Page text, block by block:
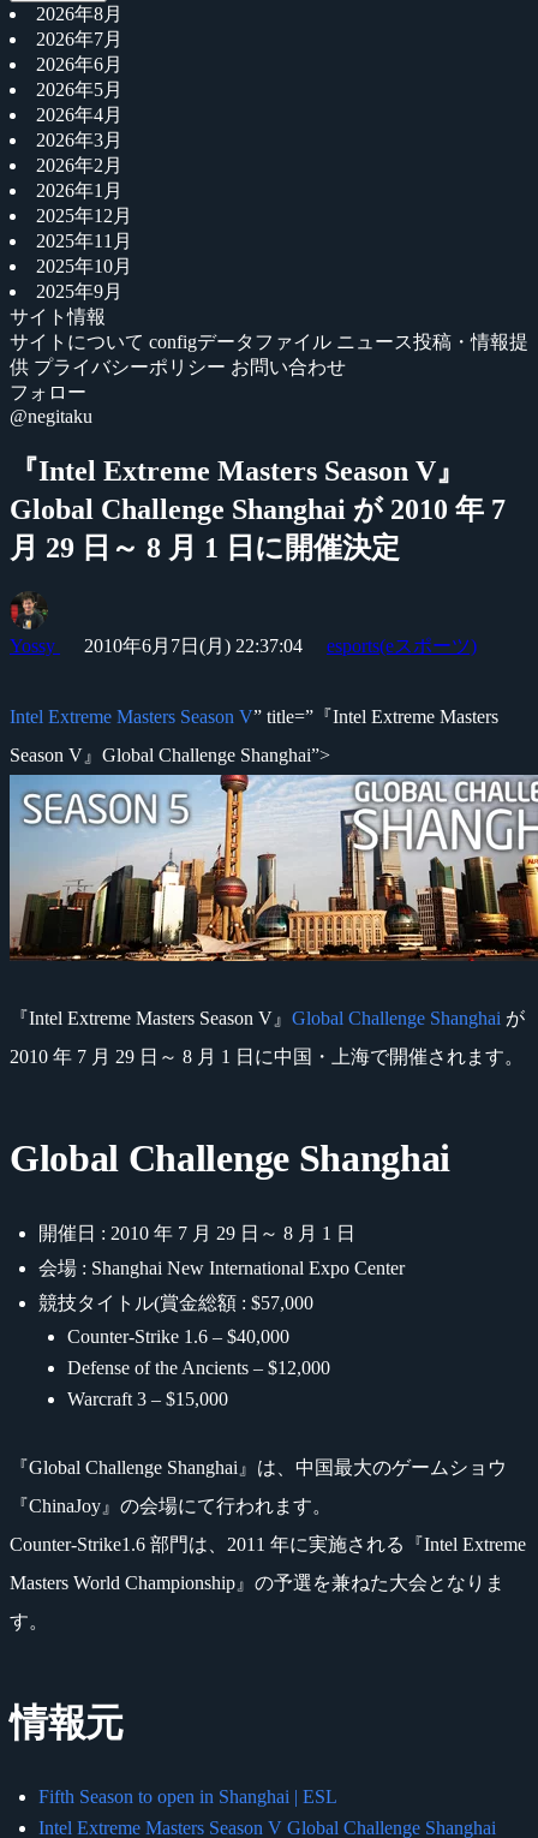
2026年8月
2026年7月
2026年6月
2026年5月
2026年4月
2026年3月
2026年2月
2026年1月
2025年12月
2025年11月
2025年10月
2025年9月
サイト情報
サイトについて configデータファイル ニュース投稿・情報提
供 プライバシーポリシー お問い合わせ
フォロー
@negitaku
『Intel Extreme Masters Season V』
Global Challenge Shanghai が 2010 年 7
月 29 日～ 8 月 1 日に開催決定
Yossy 2010年6月7日(月) 22:37:04 esports(eスポーツ)
Intel Extreme Masters Season V” title=”『Intel Extreme Masters
Season V』Global Challenge Shanghai”>
『Intel Extreme Masters Season V』 Global Challenge Shanghai が
2010 年 7 月 29 日～ 8 月 1 日に中国・上海で開催されます。
Global Challenge Shanghai
開催日 : 2010 年 7 月 29 日～ 8 月 1 日
会場 : Shanghai New International Expo Center
競技タイトル(賞金総額 : $57,000
Counter-Strike 1.6 – $40,000
Defense of the Ancients – $12,000
Warcraft 3 – $15,000
『Global Challenge Shanghai』は、中国最大のゲームショウ
『ChinaJoy』の会場にて行われます。
Counter-Strike1.6 部門は、2011 年に実施される『Intel Extreme
Masters World Championship』の予選を兼ねた大会となりま
す。
情報元
Fifth Season to open in Shanghai | ESL
Intel Extreme Masters Season V Global Challenge Shanghai